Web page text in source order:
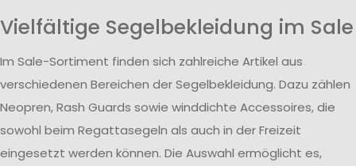
Vielfältige Segelbekleidung im Sale
Im Sale-Sortiment finden sich zahlreiche Artikel aus
verschiedenen Bereichen der Segelbekleidung. Dazu zählen
Neopren, Rash Guards sowie winddichte Accessoires, die
sowohl beim Regattasegeln als auch in der Freizeit
eingesetzt werden können. Die Auswahl ermöglicht es,